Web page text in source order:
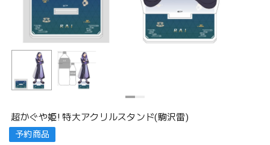
超かぐや姫! 特大アクリルスタンド(駒沢雷)
予約商品